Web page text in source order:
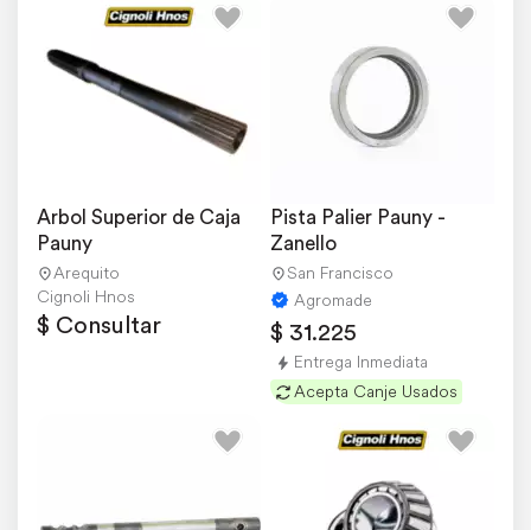
Arbol Superior de Caja
Pauny
Arequito
Cignoli Hnos
$ Consultar
Pista Palier Pauny -
Zanello
San Francisco
Agromade
$ 31.225
Entrega Inmediata
Acepta Canje Usados